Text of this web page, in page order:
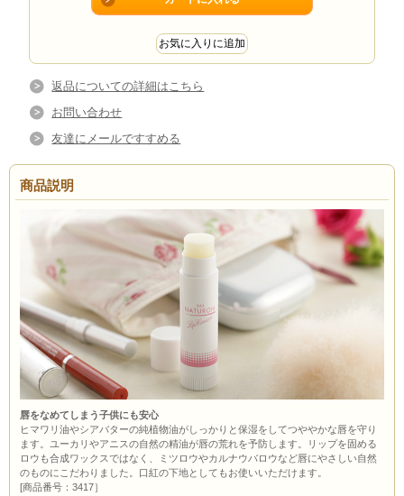
返品についての詳細はこちら
お問い合わせ
友達にメールですすめる
商品説明
唇をなめてしまう子供にも安心
ヒマワリ油やシアバターの純植物油がしっかりと保湿をしてつややかな唇を守り
ます。ユーカリやアニスの自然の精油が唇の荒れを予防します。リップを固める
ロウも合成ワックスではなく、ミツロウやカルナウバロウなど唇にやさしい自然
のものにこだわりました。口紅の下地としてもお使いいただけます。
[商品番号：3417］